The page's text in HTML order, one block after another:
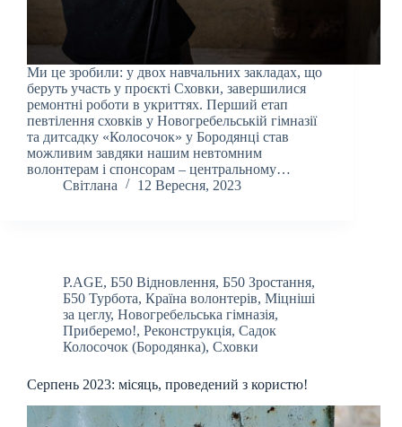
Ми це зробили: у двох навчальних закладах, що
беруть участь у проєкті Сховки, завершилися
ремонтні роботи в укриттях. Перший етап
певтілення сховків у Новогребельській гімназії
та дитсадку «Колосочок» у Бородянці став
можливим завдяки нашим невтомним
волонтерам і спонсорам – центральному…
Світлана
12 Вересня, 2023
P.AGE, Б50 Відновлення, Б50 Зростання,
Б50 Турбота, Країна волонтерів, Міцніші
за цеглу, Новогребельська гімназія,
Приберемо!, Реконструкція, Садок
Колосочок (Бородянка), Сховки
Серпень 2023: місяць, проведений з користю!